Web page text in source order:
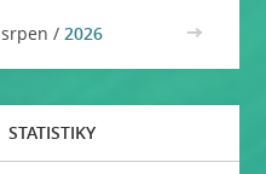
srpen / 2026 >>
STATISTIKY